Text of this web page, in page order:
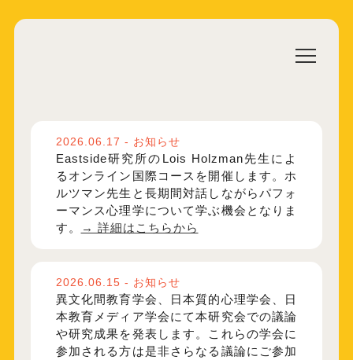
2026.06.17 - お知らせ
Eastside研究所のLois Holzman先生によ
るオンライン国際コースを開催します。ホ
ルツマン先生と長期間対話しながらパフォ
ーマンス心理学について学ぶ機会となりま
す。
→ 詳細はこちらから
2026.06.15 - お知らせ
異文化間教育学会、日本質的心理学会、日
本教育メディア学会にて本研究会での議論
や研究成果を発表します。これらの学会に
参加される方は是非さらなる議論にご参加